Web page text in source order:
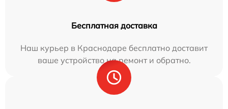
Бесплатная доставка
Наш курьер в Краснодаре бесплатно доставит
ваше устройство на ремонт и обратно.